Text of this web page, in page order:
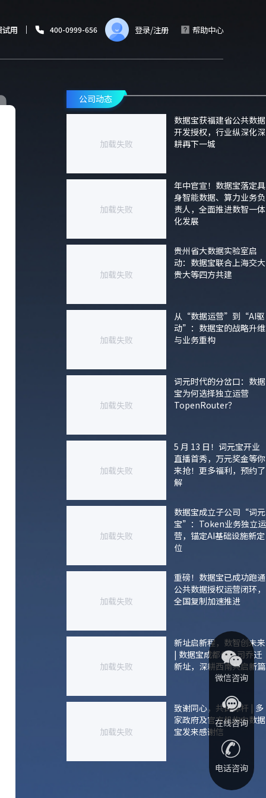
用 400-0999-656 登录/注册 帮助中心
公司动态
加载失败
数据宝获福建省公共数据
开发授权，行业纵深化深
耕再下一城
加载失败
年中官宣！数据宝落定具
身智能数据、算力业务负
责人，全面推进数智一体
化发展
加载失败
贵州省大数据实验室启
动：数据宝联合上海交大
贵大等四方共建
加载失败
从“数据运营”到“AI驱
动”：数据宝的战略升维
与业务重构
加载失败
词元时代的分岔口：数据
宝为何选择独立运营
TopenRouter？
加载失败
5 月 13 日！词元宝开业
直播首秀，万元奖金等你
来抢！更多福利，预约了
解
加载失败
数据宝成立子公司“词元
宝”：Token业务独立运
营，锚定AI基础设施新定
位
加载失败
重磅！数据宝已成功跑通
公共数据授权运营闭环，
全国复制加速推进
加载失败
新址启新程，数智创未来
| 数据宝成都分公司乔迁
新址，深耕西南共启新篇
加载失败
致谢同心，共铸标杆 | 多
家政府及官方机构向数据
宝发来感谢信
微信咨询
在线咨询
电话咨询